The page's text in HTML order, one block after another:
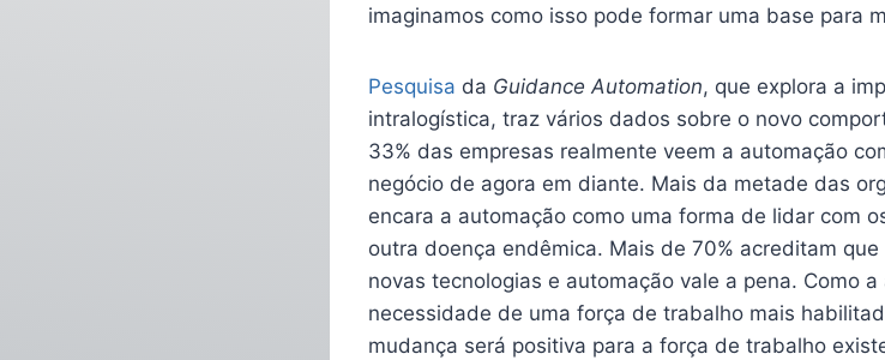
imaginamos como isso pode formar uma base para
Pesquisa da Guidance Automation, que explora a
intralogística, traz vários dados sobre o novo
33% das empresas realmente veem a automação
negócio de agora em diante. Mais da metade das
encara a automação como uma forma de lidar com
outra doença endêmica. Mais de 70% acreditam
novas tecnologias e automação vale a pena. Como
necessidade de uma força de trabalho mais
mudança será positiva para a força de trabalho